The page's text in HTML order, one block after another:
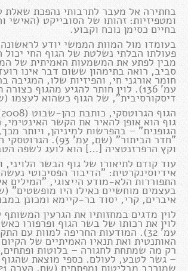
בחתירה אל מעבר לתרבותי נהפכת שאלת
בחיים כסימן נוכח וקבוע.
בעומדו מול המוות הממשי יודע
פעולתו הבלתי נשלטת של הגוף החי
מבין לפתע את המשמעות האמיתית של
עמ' 136). לוין חותר להגיע מהגוף
דיסקורסיבית", של הגוף כשהוא לעצמו (שם, עמ' 139),
גוף הוא אופן להאיר את הקשר
הגופנית" – בהפרשות למיניהן, ויותר
"חדר הביתור"
וקץ הרפרזנטציה […] הוא לועג לשפה
עוד קודם לתיאורו של גוף הבשר
התפוררות הלא-מודע הייצוגי, "המילים
איברים, קרי, יסוד בר-קיימא ומכונן
לוין מדגים במחזותיו את הגרעין
לוין את רכותו של בשר הגוף ופרפורו
עמ' 32). המודעות החריפה למוות
רק מה שמתחת לחגורה – בלוטות
– גשר לטבע, לעולם. כספי מוצאת שהגוף
שמורכב מבליטות ומפתחים (שם, הערה 121).